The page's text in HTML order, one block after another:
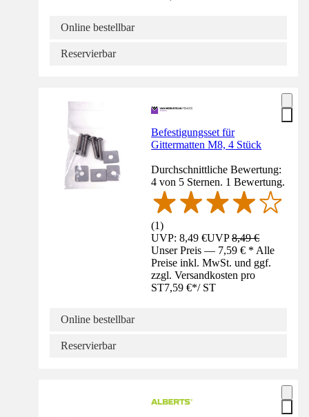
Online bestellbar
Reservierbar
Befestigungsset für
Gittermatten M8, 4 Stück
Durchschnittliche Bewertung:
4 von 5 Sternen. 1 Bewertung.
(1)
UVP: 8,49 €UVP8,49 €
Unser Preis — 7,59 € * Alle
Preise inkl. MwSt. und ggf.
zzgl. Versandkosten pro
ST7,59 €*/ ST
Online bestellbar
Reservierbar